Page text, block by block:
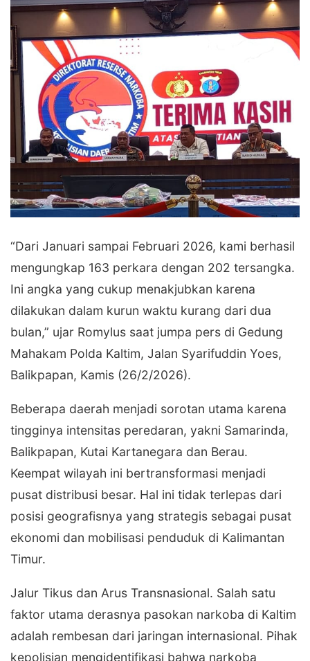
“Dari Januari sampai Februari 2026, kami berhasil
mengungkap 163 perkara dengan 202 tersangka.
Ini angka yang cukup menakjubkan karena
dilakukan dalam kurun waktu kurang dari dua
bulan,” ujar Romylus saat jumpa pers di Gedung
Mahakam Polda Kaltim, Jalan Syarifuddin Yoes,
Balikpapan, Kamis (26/2/2026).
​Beberapa daerah menjadi sorotan utama karena
tingginya intensitas peredaran, yakni ​Samarinda, ​
Balikpapan, ​Kutai Kartanegara dan ​Berau.
​Keempat wilayah ini bertransformasi menjadi
pusat distribusi besar. Hal ini tidak terlepas dari
posisi geografisnya yang strategis sebagai pusat
ekonomi dan mobilisasi penduduk di Kalimantan
Timur.
​Jalur Tikus dan Arus Transnasional. ​Salah satu
faktor utama derasnya pasokan narkoba di Kaltim
adalah rembesan dari jaringan internasional. Pihak
kepolisian mengidentifikasi bahwa narkoba